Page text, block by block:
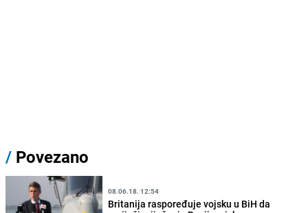
/ Povezano
08.06.18. 12:54
Britanija raspoređuje vojsku u BiH da